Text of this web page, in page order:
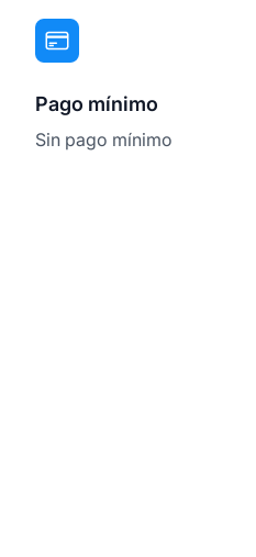
Pago mínimo
Sin pago mínimo